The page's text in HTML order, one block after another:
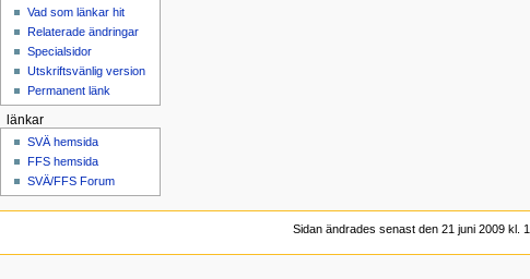
Vad som länkar hit
Relaterade ändringar
Specialsidor
Utskriftsvänlig version
Permanent länk
länkar
SVÄ hemsida
FFS hemsida
SVÄ/FFS Forum
Sidan ändrades senast den 21 juni 2009 kl.